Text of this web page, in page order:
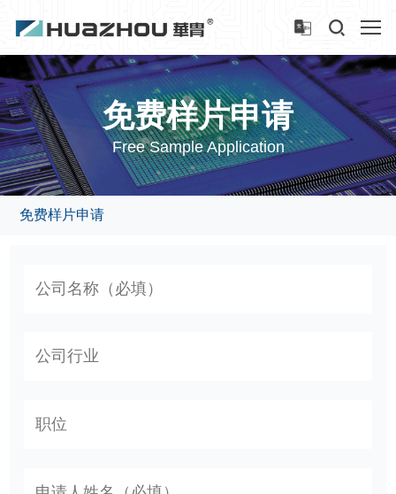
免费样片申请
Free Sample Application
免费样片申请